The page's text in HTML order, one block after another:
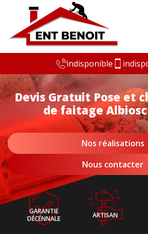
indisponible
Devis Gratuit Pose et
de faitage Albiosc
Nos réalisations
Nous contacter
GARANTIE
DÉCÉNNALE
ARTISAN